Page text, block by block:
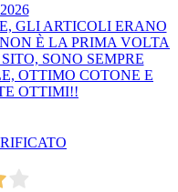
GLI ARTICOLI ERANO
È LA PRIMA VOLTA
SONO SEMPRE
OTTIMO COTONE E
OTTIMI!!